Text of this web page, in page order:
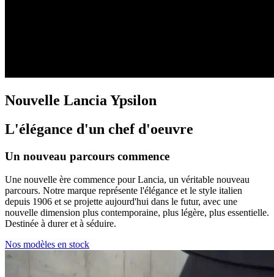
Nouvelle Lancia Ypsilon
L'élégance d'un chef d'oeuvre
Un nouveau parcours commence
Une nouvelle ère commence pour Lancia, un véritable nouveau
parcours. Notre marque représente l'élégance et le style italien
depuis 1906 et se projette aujourd'hui dans le futur, avec une
nouvelle dimension plus contemporaine, plus légère, plus essentielle.
Destinée à durer et à séduire.
Nos modèles en stock